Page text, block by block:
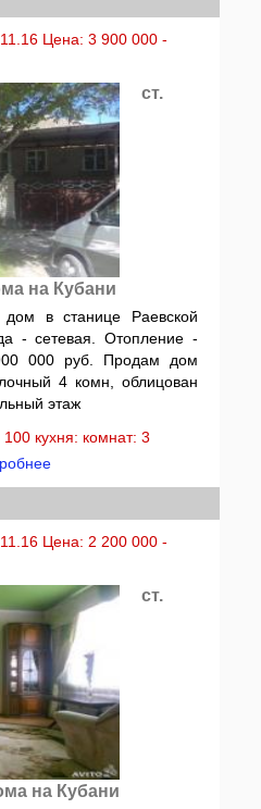
Цена: 3 900 000 -
ст.
на Кубани
в станице Раевской
- сетевая. Отопление -
000 руб. Продам дом
4 комн, облицован
этаж
кухня: комнат: 3
Цена: 2 200 000 -
ст.
на Кубани